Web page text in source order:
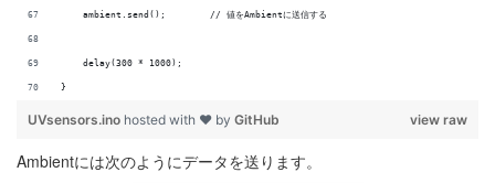
    ambient.send();        // 値をAmbientに送信する
    delay(300 * 1000);
}
view raw
UVsensors.ino hosted with ❤ by GitHub
Ambientには次のようにデータを送ります。